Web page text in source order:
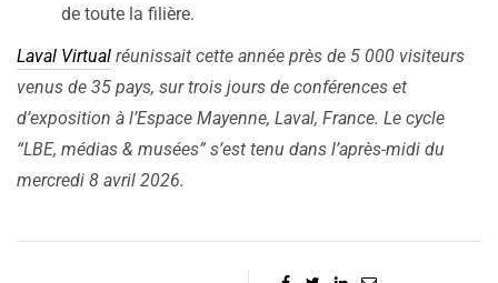
de toute la filière.
Laval Virtual réunissait cette année près de 5 000 visiteurs
venus de 35 pays, sur trois jours de conférences et
d’exposition à l’Espace Mayenne, Laval, France. Le cycle
“LBE, médias & musées” s’est tenu dans l’après-midi du
mercredi 8 avril 2026.